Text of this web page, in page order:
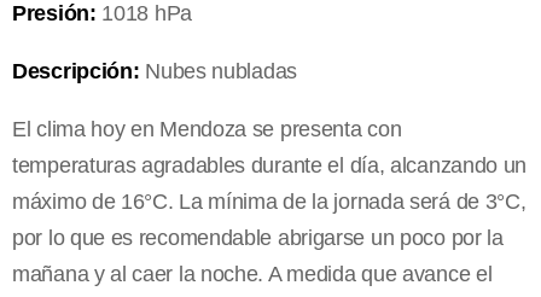
Presión: 1018 hPa
Descripción: Nubes nubladas
El clima hoy en Mendoza se presenta con
temperaturas agradables durante el día, alcanzando un
máximo de 16°C. La mínima de la jornada será de 3°C,
por lo que es recomendable abrigarse un poco por la
mañana y al caer la noche. A medida que avance el